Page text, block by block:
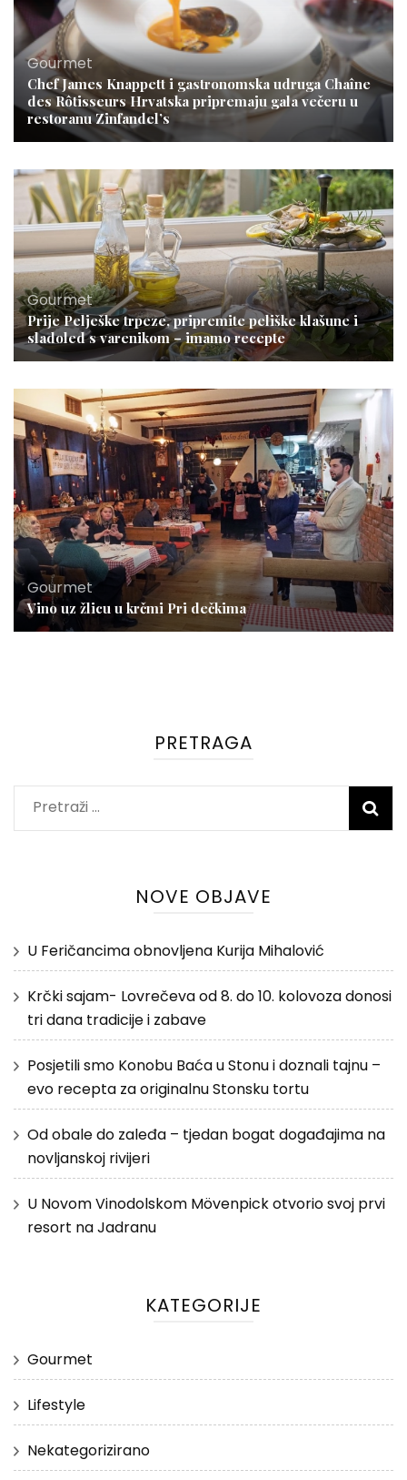
Gourmet
Chef James Knappett i gastronomska udruga Chaîne
des Rôtisseurs Hrvatska pripremaju gala večeru u
restoranu Zinfandel’s
Gourmet
Prije Pelješke trpeze, pripremite peliške klašune i
sladoled s varenikom – imamo recepte
Gourmet
Vino uz žlicu u krčmi Pri dečkima
PRETRAGA
Pretraži:
NOVE OBJAVE
U Feričancima obnovljena Kurija Mihalović
Krčki sajam- Lovrečeva od 8. do 10. kolovoza donosi
tri dana tradicije i zabave
Posjetili smo Konobu Baća u Stonu i doznali tajnu –
evo recepta za originalnu Stonsku tortu
Od obale do zaleđa – tjedan bogat događajima na
novljanskoj rivijeri
U Novom Vinodolskom Mövenpick otvorio svoj prvi
resort na Jadranu
KATEGORIJE
Gourmet
Lifestyle
Nekategorizirano